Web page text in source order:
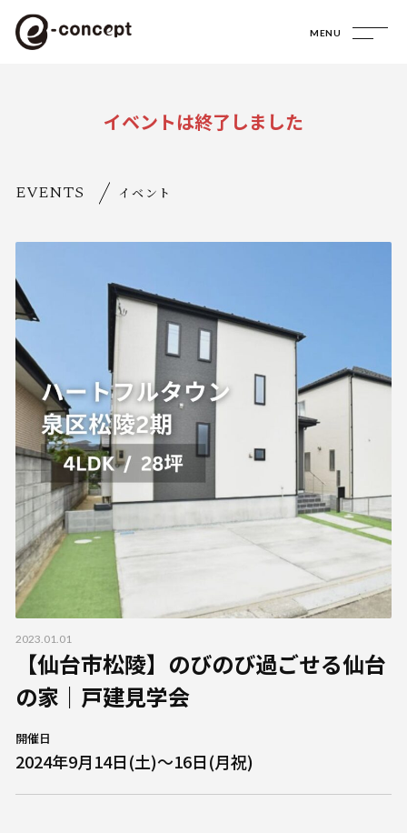
MENU
イベントは終了しました
EVENTS イベント
2023.01.01
【仙台市松陵】のびのび過ごせる仙台
の家｜戸建見学会
開催日
2024年9月14日(土)～16日(月祝)